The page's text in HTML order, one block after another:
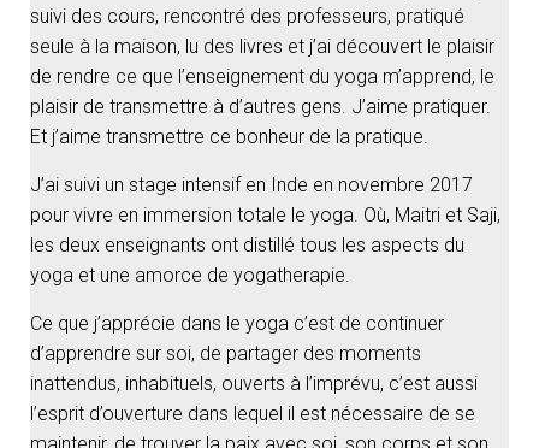
suivi des cours, rencontré des professeurs, pratiqué
seule à la maison, lu des livres et j’ai découvert le plaisir
de rendre ce que l’enseignement du yoga m’apprend, le
plaisir de transmettre à d’autres gens. J’aime pratiquer.
Et j’aime transmettre ce bonheur de la pratique.
J’ai suivi un stage intensif en Inde en novembre 2017
pour vivre en immersion totale le yoga. Où, Maitri et Saji,
les deux enseignants ont distillé tous les aspects du
yoga et une amorce de yogatherapie.
Ce que j’apprécie dans le yoga c’est de continuer
d’apprendre sur soi, de partager des moments
inattendus, inhabituels, ouverts à l’imprévu, c’est aussi
l’esprit d’ouverture dans lequel il est nécessaire de se